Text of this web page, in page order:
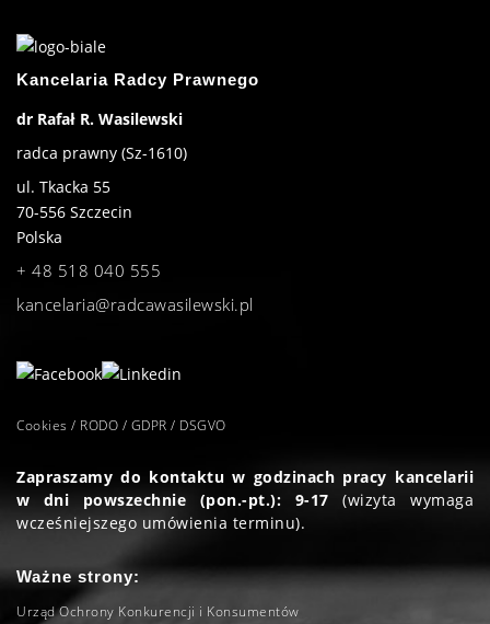
Kancelaria Radcy Prawnego
dr Rafał R. Wasilewski
radca prawny (Sz-1610)
ul. Tkacka 55
70-556 Szczecin
Polska
+ 48 518 040 555
kancelaria@radcawasilewski.pl
Cookies / RODO / GDPR / DSGVO
Zapraszamy do kontaktu w godzinach pracy kancelarii
w dni powszechnie (pon.-pt.): 9-17 (wizyta wymaga
wcześniejszego umówienia terminu).
Ważne strony:
Urząd Ochrony Konkurencji i Konsumentów